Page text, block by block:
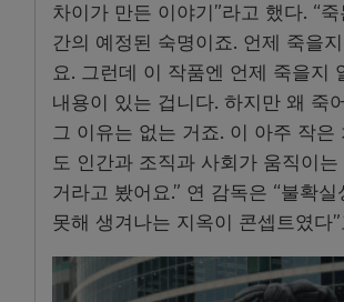
차이가 만든 이야기”라고 했다. “
간의 예정된 숙명이죠. 언제 죽을
요. 그런데 이 작품엔 언제 죽을지
내용이 있는 겁니다. 하지만 왜 죽
그 이유는 없는 거죠. 이 아주 작은
도 인간과 조직과 사회가 움직이는
거라고 봤어요.” 연 감독은 “불확실
못해 생겨나는 지옥이 콘셉트였다